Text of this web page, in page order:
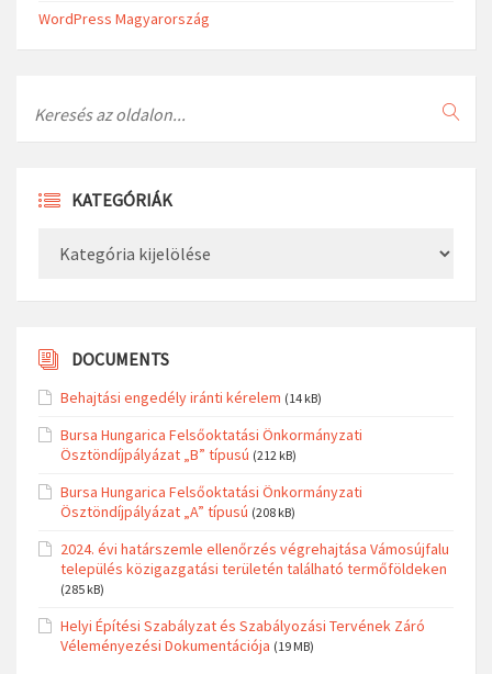
WordPress Magyarország
KATEGÓRIÁK
DOCUMENTS
Behajtási engedély iránti kérelem (14 kB)
Bursa Hungarica Felsőoktatási Önkormányzati
Ösztöndíjpályázat „B” típusú (212 kB)
Bursa Hungarica Felsőoktatási Önkormányzati
Ösztöndíjpályázat „A” típusú (208 kB)
2024. évi határszemle ellenőrzés végrehajtása Vámosújfalu
település közigazgatási területén található termőföldeken
(285 kB)
Helyi Építési Szabályzat és Szabályozási Tervének Záró
Véleményezési Dokumentációja (19 MB)